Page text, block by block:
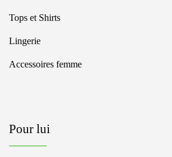
Tops et Shirts
Lingerie
Accessoires femme
Pour lui